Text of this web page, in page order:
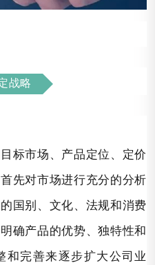
战略
标市场、产品定位、定价
先对市场进行充分的分析
国别、文化、法规和消费
确产品的优势、独特性和
和完善来逐步扩大公司业